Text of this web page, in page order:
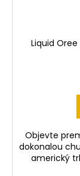
Liquid
Objevte
dokonalou
americký